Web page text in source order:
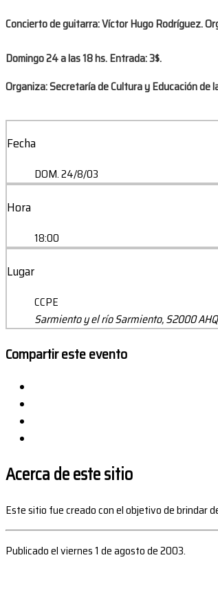
Concierto de guitarra: Víctor Hugo Rodríguez.
Domingo 24 a las 18 hs. Entrada: 3$.
Organiza: Secretaría de Cultura y Educación de
Fecha
DOM. 24/8/03
Hora
18:00
Lugar
CCPE
Sarmiento y el río Sarmiento, S2000
Compartir este evento
Acerca de este sitio
Este sitio fue creado con el objetivo de brindar
Publicado el viernes 1 de agosto de 2003.